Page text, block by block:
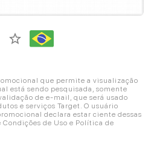
star_border
que permite a visualização
está sendo pesquisada, somente
de e-mail, que será usado
e serviços Target. O usuário
declara estar ciente dessas
Condições de Uso e Política de